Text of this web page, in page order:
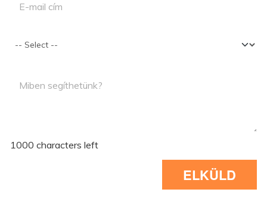
E-mail cím
Miben segíthetünk?
1000 characters left
ELKÜLD